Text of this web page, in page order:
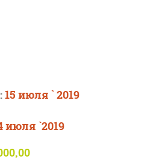
15 июля ` 2019
июля `2019